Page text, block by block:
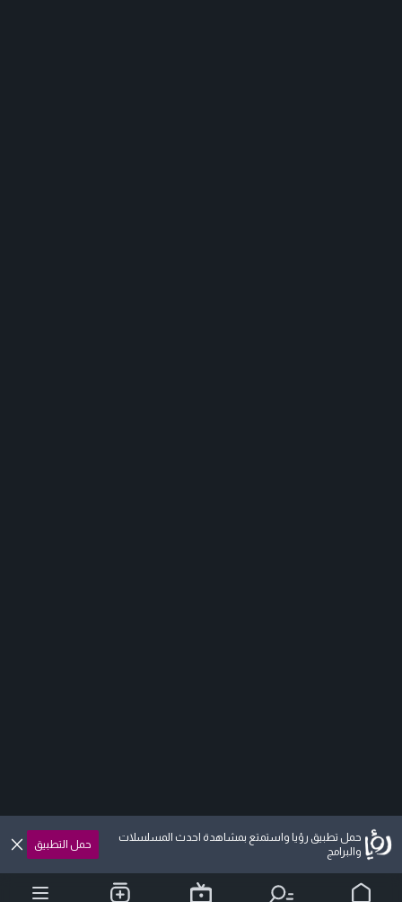
حمل تطبيق رؤيا واستمتع بمشاهدة احدث المسلسلات
والبرامج
حمل التطبيق